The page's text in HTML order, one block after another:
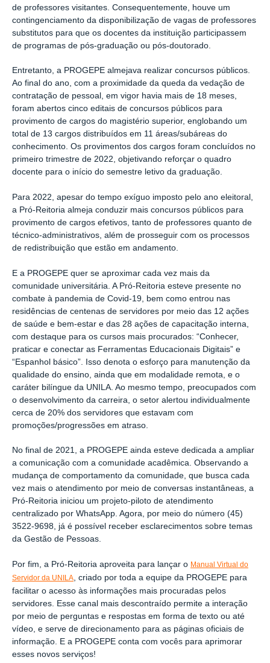
de professores visitantes. Consequentemente, houve um
contingenciamento da disponibilização de vagas de professores
substitutos para que os docentes da instituição participassem
de programas de pós-graduação ou pós-doutorado.
Entretanto, a PROGEPE almejava realizar concursos públicos.
Ao final do ano, com a proximidade da queda da vedação de
contratação de pessoal, em vigor havia mais de 18 meses,
foram abertos cinco editais de concursos públicos para
provimento de cargos do magistério superior, englobando um
total de 13 cargos distribuídos em 11 áreas/subáreas do
conhecimento. Os provimentos dos cargos foram concluídos no
primeiro trimestre de 2022, objetivando reforçar o quadro
docente para o início do semestre letivo da graduação.
Para 2022, apesar do tempo exíguo imposto pelo ano eleitoral,
a Pró-Reitoria almeja conduzir mais concursos públicos para
provimento de cargos efetivos, tanto de professores quanto de
técnico-administrativos, além de prosseguir com os processos
de redistribuição que estão em andamento.
E a PROGEPE quer se aproximar cada vez mais da
comunidade universitária. A Pró-Reitoria esteve presente no
combate à pandemia de Covid-19, bem como entrou nas
residências de centenas de servidores por meio das 12 ações
de saúde e bem-estar e das 28 ações de capacitação interna,
com destaque para os cursos mais procurados: “Conhecer,
praticar e conectar as Ferramentas Educacionais Digitais” e
“Espanhol básico”. Isso denota o esforço para manutenção da
qualidade do ensino, ainda que em modalidade remota, e o
caráter bilíngue da UNILA. Ao mesmo tempo, preocupados com
o desenvolvimento da carreira, o setor alertou individualmente
cerca de 20% dos servidores que estavam com
promoções/progressões em atraso.
No final de 2021, a PROGEPE ainda esteve dedicada a ampliar
a comunicação com a comunidade acadêmica. Observando a
mudança de comportamento da comunidade, que busca cada
vez mais o atendimento por meio de conversas instantâneas, a
Pró-Reitoria iniciou um projeto-piloto de atendimento
centralizado por WhatsApp. Agora, por meio do número (45)
3522-9698, já é possível receber esclarecimentos sobre temas
da Gestão de Pessoas.
Por fim, a Pró-Reitoria aproveita para lançar o Manual Virtual do
Servidor da UNILA , criado por toda a equipe da PROGEPE para
facilitar o acesso às informações mais procuradas pelos
servidores. Esse canal mais descontraído permite a interação
por meio de perguntas e respostas em forma de texto ou até
vídeo, e serve de direcionamento para as páginas oficiais de
informação. E a PROGEPE conta com vocês para aprimorar
esses novos serviços!